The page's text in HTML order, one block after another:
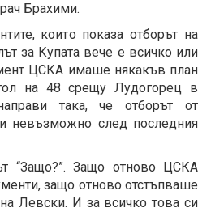
Брахими.
които показа отборът на
за Купата вече е всичко или
ЦСКА имаше някакъв план
на 48 срещу Лудогорец в
така, че отборът от
невъзможно след последния
“Защо?”. Защо отново ЦСКА
защо отново отстъпваше
Левски. И за всичко това си